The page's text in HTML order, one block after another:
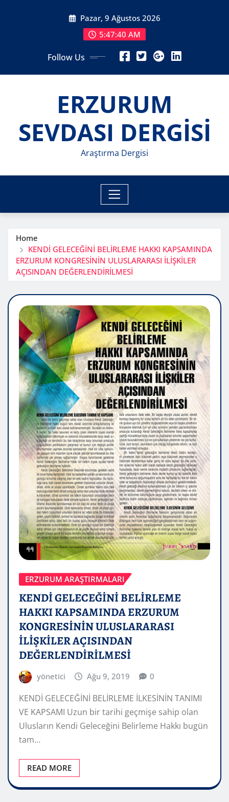
Pazar, 9 Ağustos 2026
5:47:42 AM
Follow Us
ERZURUM
SEVDASI DERGİSİ
Araştırma Dergisi
Home
KENDİ GELECEĞİNİ BELİRLEME HAKKI KAPSAMINDA
ERZURUM KONGRESİNİN ULUSLARARASI İLİŞKİLER
AÇISINDAN DEĞERLENDİRİLMESİ
ERZURUM ARAŞTIRMALARI
KENDİ GELECEĞİNİ BELİRLEME
HAKKI KAPSAMINDA ERZURUM
KONGRESİNİN ULUSLARARASI
İLİŞKİLER AÇISINDAN
DEĞERLENDİRİLMESİ
yönetici Ağu 9, 2019 0
KENDİ GELECEĞİNİ BELİRLEME İLKESİNİN TANIMI
VE KAPSAMI Uzun bir tarihi geçmişe sahip olan
Ulusların Kendi Geleceğini Belirleme Hakkı bugün
tam…
READ MORE